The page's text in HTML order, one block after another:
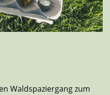
Waldspaziergang zum